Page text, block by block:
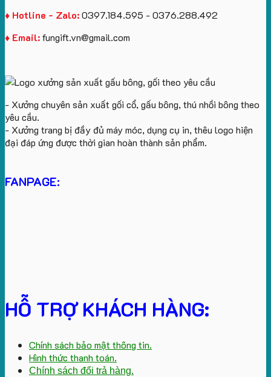
♦ Hotline - Zalo:0397.184.595 - 0376.288.492
♦ Email:fungift.vn@gmail.com
- Xưởng chuyên sản xuất gối cổ, gấu bông, thú nhồi bông theo
yêu cầu.
- Xưởng trang bị đầy đủ máy móc, dụng cụ in, thêu logo hiện
đại đáp ứng được thời gian hoàn thành sản phẩm.
FANPAGE:
HỖ TRỢ KHÁCH HÀNG:
Chính sách bảo mật thông tin.
Hình thức thanh toán.
Chính sách đổi trả hàng.